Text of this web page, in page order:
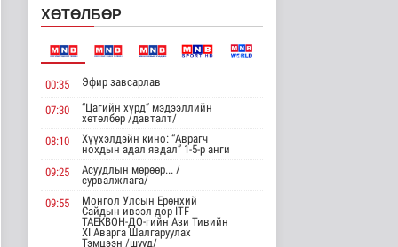
нийлүүлэлтийг хоёр да..
Нийгэм
Улаанбаатарт өдөртөө
26 хэм дулаан
Байгаль орчин
11 цаг 28 минутын өмнө
дуулал
Энтертайнмент
15 цаг 43 минутын өмнө
ХӨТӨЛБӨР
00:35 Эфир завсарлав
07:30
“Цагийн хүрд” мэдээллийн
хөтөлбөр /давталт/
08:10
Хүүхэлдэйн кино: “Аврагч
нохдын адал явдал” 1-5-р анги
09:25
Асуудлын мөрөөр... /
сурвалжлага/
09:55
Монгол Улсын Ерөнхий
Сайдын ивээл дор ITF
ТАЕКВОН-ДО-гийн Ази Тивийн
XI Аварга Шалгаруулах
Тэмцээн /шууд/